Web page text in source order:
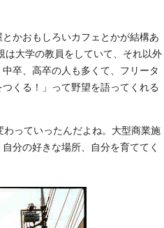
かおもしろいカフェとかが結構あ
は大学の教員をしていて、それ以外
卒、高卒の人も多くて、フリータ
くる！」って野望を語ってくれる
っていったんだよね。大型商業施
分の好きな場所、自分を育ててく